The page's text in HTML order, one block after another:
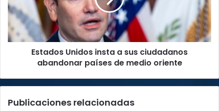
ciudadanos
abandonar
países
de
Estados Unidos insta a sus ciudadanos
abandonar países de medio oriente
Publicaciones relacionadas